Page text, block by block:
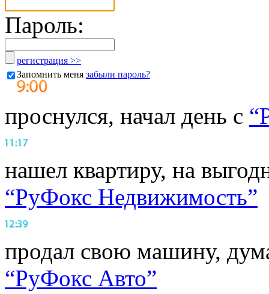
Пароль:
регистрация >>
Запомнить меня забыли пароль?
проснулся, начал день с
нашел квартиру, на
“РуФокс Недвижимость”
продал свою машину,
“РуФокс Авто”